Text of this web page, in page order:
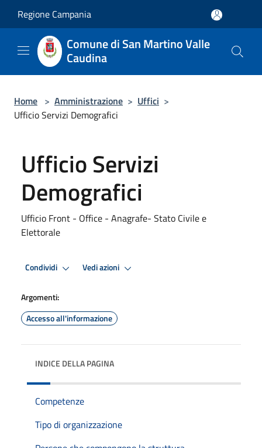
Regione Campania
Comune di San Martino Valle
Caudina
Home > Amministrazione > Uffici >
Ufficio Servizi Demografici
Ufficio Servizi
Demografici
Ufficio Front - Office - Anagrafe- Stato Civile e
Elettorale
Condividi Vedi azioni
Argomenti:
Accesso all'informazione
INDICE DELLA PAGINA
Competenze
Tipo di organizzazione